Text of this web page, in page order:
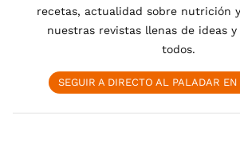
recetas, actualidad sobre nutrición
nuestras revistas llenas de ideas
todos.
SEGUIR A DIRECTO AL PALADAR